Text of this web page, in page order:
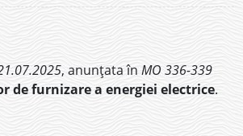
, anunțata în MO 336-339
de furnizare a energiei electrice.